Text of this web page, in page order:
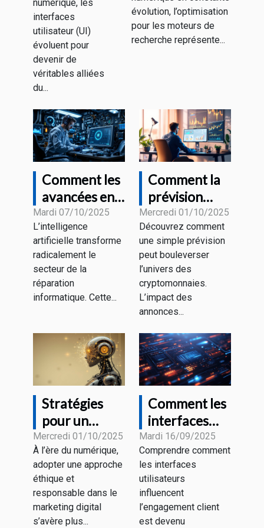
nos besoins
futurs ?
numérique, les
interfaces
utilisateur (UI)
évoluent pour
devenir de
véritables alliées
du...
référencement
sans risques
évolution, l’optimisation
pour les moteurs de
recherche représente...
Comment les
avancées en
IA
influencent-
elles la
réparation
informatique
?
Mardi 07/10/2025
L’intelligence
artificielle transforme
radicalement le
secteur de la
réparation
informatique. Cette...
Comment la
prévision
d'un expert
sur le bitcoin
influence-t-
elle le
marché?
Mercredi 01/10/2025
Découvrez comment
une simple prévision
peut bouleverser
l’univers des
cryptomonnaies.
L’impact des
annonces...
Stratégies
pour un
marketing
digital
éthique et
responsable
Mercredi 01/10/2025
À l’ère du numérique,
adopter une approche
éthique et
responsable dans le
marketing digital
s’avère plus...
Comment les
interfaces
utilisateurs
influencent-
elles
l’engagement
client ?
Mardi 16/09/2025
Comprendre comment
les interfaces
utilisateurs
influencent
l’engagement client
est devenu